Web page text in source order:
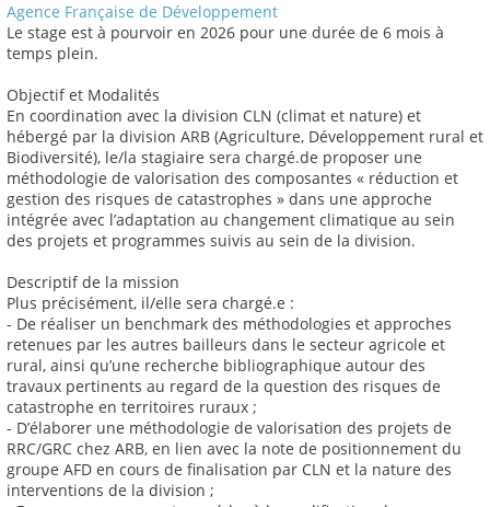
Agence Française de Développement
Le stage est à pourvoir en 2026 pour une durée de 6 mois à
temps plein.
Objectif et Modalités
En coordination avec la division CLN (climat et nature) et
hébergé par la division ARB (Agriculture, Développement rural et
Biodiversité), le/la stagiaire sera chargé.de proposer une
méthodologie de valorisation des composantes « réduction et
gestion des risques de catastrophes » dans une approche
intégrée avec l’adaptation au changement climatique au sein
des projets et programmes suivis au sein de la division.
Descriptif de la mission
Plus précisément, il/elle sera chargé.e :
- De réaliser un benchmark des méthodologies et approches
retenues par les autres bailleurs dans le secteur agricole et
rural, ainsi qu’une recherche bibliographique autour des
travaux pertinents au regard de la question des risques de
catastrophe en territoires ruraux ;
- D’élaborer une méthodologie de valorisation des projets de
RRC/GRC chez ARB, en lien avec la note de positionnement du
groupe AFD en cours de finalisation par CLN et la nature des
interventions de la division ;